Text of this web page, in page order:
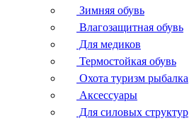
Зимняя обувь
Влагозащитная обувь
Для медиков
Термостойкая обувь
Охота туризм рыбалка
Аксессуары
Для силовых структур